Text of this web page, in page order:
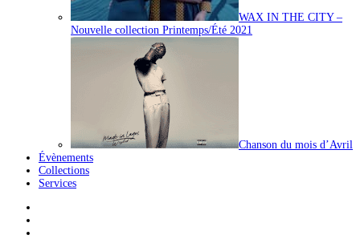
WAX IN THE CITY –
Nouvelle collection Printemps/Été 2021
Chanson du mois d’Avril
Évènements
Collections
Services